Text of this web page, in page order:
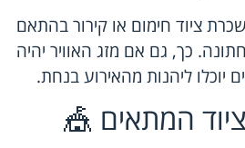
ציוד חימום או קירור בהתאם
כך, גם אם מזג האוויר יהיה
יוכלו ליהנות מהאירוע בנחת.
המתאים 🎪